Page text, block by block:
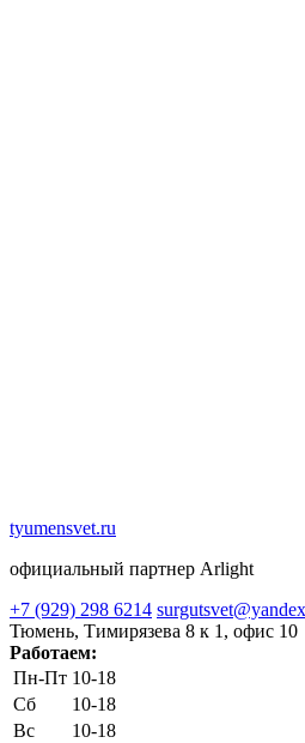
tyumensvet.ru
официальный партнер Arlight
+7 (929) 298 6214
Тюмень, Тимирязева 8 к 1, офис 10
Работаем:
Пн-Пт 10-18
Сб
10-18
Вс
10-18